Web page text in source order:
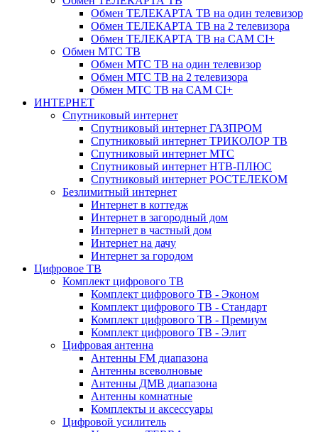
Обмен ТЕЛЕКАРТА ТВ на один телевизор
Обмен ТЕЛЕКАРТА ТВ на 2 телевизора
Обмен ТЕЛЕКАРТА ТВ на CAM CI+
Обмен МТС ТВ
Обмен МТС ТВ на один телевизор
Обмен МТС ТВ на 2 телевизора
Обмен МТС ТВ на CAM CI+
ИНТЕРНЕТ
Спутниковый интернет
Спутниковый интернет ГАЗПРОМ
Спутниковый интернет ТРИКОЛОР ТВ
Спутниковый интернет МТС
Спутниковый интернет НТВ-ПЛЮС
Спутниковый интернет РОСТЕЛЕКОМ
Безлимитный интернет
Интернет в коттедж
Интернет в загородный дом
Интернет в частный дом
Интернет на дачу
Интернет за городом
Цифровое ТВ
Комплект цифрового ТВ
Комплект цифрового ТВ - Эконом
Комплект цифрового ТВ - Стандарт
Комплект цифрового ТВ - Премиум
Комплект цифрового ТВ - Элит
Цифровая антенна
Антенны FM диапазона
Антенны всеволновые
Антенны ДМВ диапазона
Антенны комнатные
Комплекты и аксессуары
Цифровой усилитель